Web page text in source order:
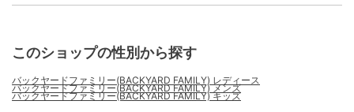
このショップの性別から探す
バックヤードファミリー(BACKYARD FAMILY) レディース
バックヤードファミリー(BACKYARD FAMILY) メンズ
バックヤードファミリー(BACKYARD FAMILY) キッズ